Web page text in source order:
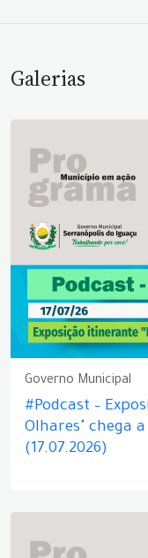
Galerias
Governo Municipal
#Podcast –
Olhares" chega
(17.07.2026)